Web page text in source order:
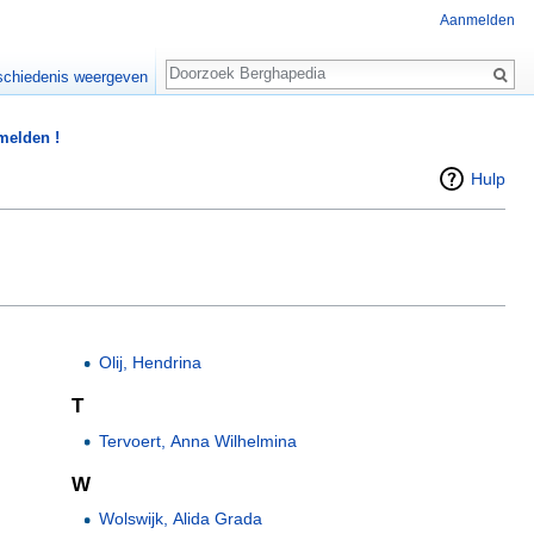
!
Hulp
Olij, Hendrina
T
Tervoert, Anna Wilhelmina
W
Wolswijk, Alida Grada
Aanmelden
weergeven
Zoeken